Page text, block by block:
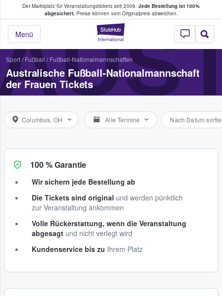
Der Marktplatz für Veranstaltungstickets seit 2009. Jede Bestellung ist 100%
abgesichert.Preise können vom Originalpreis abweichen.
StubHub - Wo
Menü
Tickets kaufen & verkaufen
Sport/ Fußball/ Fußball-Nationalmannschaften
Australische Fußball-Nationalmannschaft
der Frauen Tickets
Columbus, OH Alle Termine Nach Datum
100 % Garantie
Wir sichern jede Bestellung ab
Die Tickets sind original und werden pünktlich
zur Veranstaltung ankommen
Volle Rückerstattung, wenn die Veranstaltung
abgesagt und nicht verlegt wird
Kundenservice bis zu Ihrem Platz